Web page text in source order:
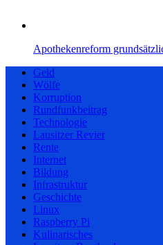
Apothekenreform
Geld
Wölfe
Korruption
Rundfunkbeitrag
Technologie
Lausitzer Revier
Rente
Internet
Bildung
Infrastruktur
Geschichte
Linux
Raspberry Pi
Kulinarisches